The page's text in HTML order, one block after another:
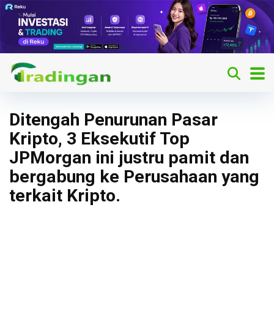
Ditengah Penurunan Pasar
Kripto, 3 Eksekutif Top
JPMorgan ini justru pamit dan
bergabung ke Perusahaan yang
terkait Kripto.